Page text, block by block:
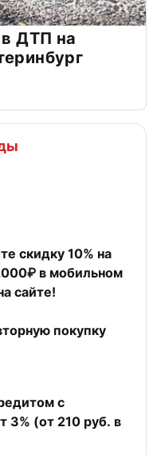
в ДТП на
скидку 10% на
в мобильном
сайте!
покупку
с
3% (от 210 руб. в